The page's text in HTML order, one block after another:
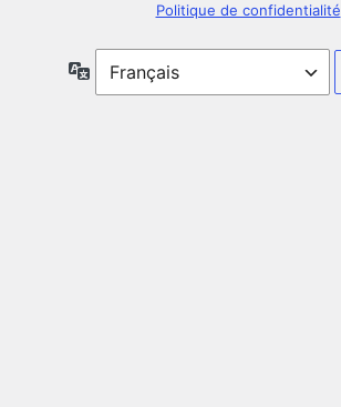
Politique de confidentialité
Langue